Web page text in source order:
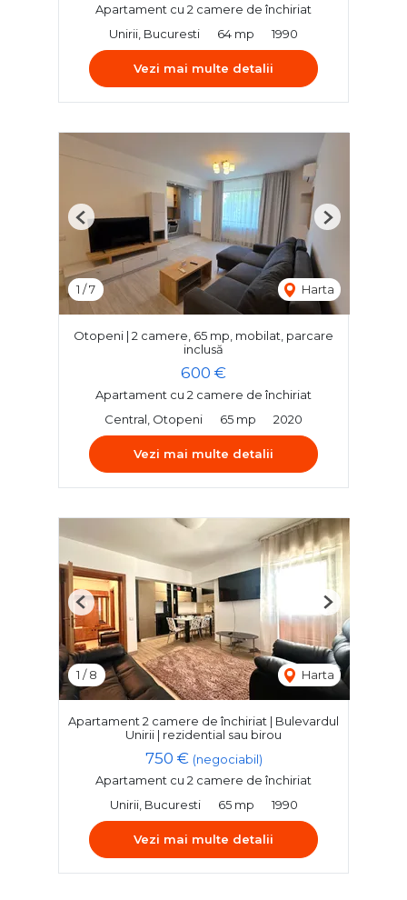
Apartament cu 2 camere de închiriat
Unirii, Bucuresti
64 mp 1990
Vezi mai multe detalii
1 /7 Harta
Previous Next
Otopeni | 2 camere, 65 mp, mobilat, parcare
inclusă
600 €
Apartament cu 2 camere de închiriat
Central, Otopeni
65 mp 2020
Vezi mai multe detalii
1 /8 Harta
Previous Next
Apartament 2 camere de închiriat | Bulevardul
Unirii | rezidential sau birou
750 € (negociabil)
Apartament cu 2 camere de închiriat
Unirii, Bucuresti
65 mp 1990
Vezi mai multe detalii